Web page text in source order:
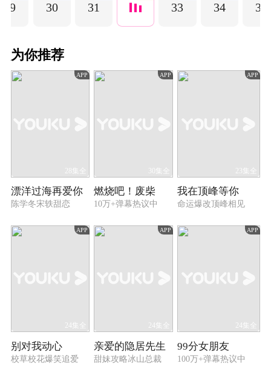
29 30 31 33 34 35
为你推荐
APP
28集全
漂洋过海再爱你
陈学冬宋轶甜恋
APP
30集全
燃烧吧！废柴
10万+弹幕热议中
APP
23集全
我在顶峰等你
命运爆改顶峰相见
APP
24集全
别对我动心
校草校花爆笑追爱
APP
24集全
亲爱的隐居先生
甜妹攻略冰山总裁
APP
24集全
99分女朋友
100万+弹幕热议中